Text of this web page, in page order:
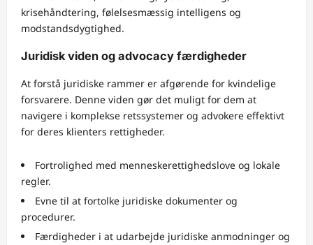
krisehåndtering, følelsesmæssig intelligens og
modstandsdygtighed.
Juridisk viden og advocacy færdigheder
At forstå juridiske rammer er afgørende for kvindelige
forsvarere. Denne viden gør det muligt for dem at
navigere i komplekse retssystemer og advokere effektivt
for deres klienters rettigheder.
Fortrolighed med menneskerettighedslove og lokale
regler.
Evne til at fortolke juridiske dokumenter og
procedurer.
Færdigheder i at udarbejde juridiske anmodninger og